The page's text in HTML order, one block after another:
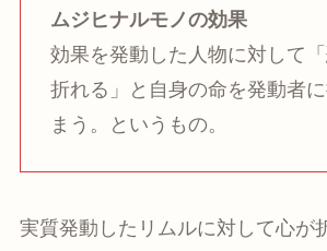
ムジヒナルモノの効果
効果を発動した人物に対して
折れる」と自身の命を発動者
まう。というもの。
実質発動したリムルに対して心が